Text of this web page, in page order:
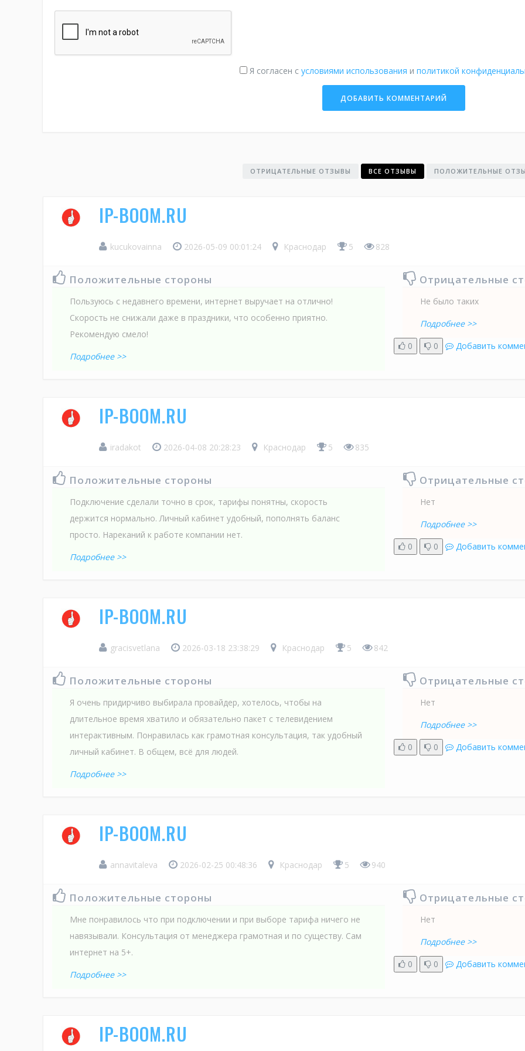
Я согласен с условиями использования и политикой
ОТРИЦАТЕЛЬНЫЕ ОТЗЫВЫ ВСЕ ОТЗЫВЫ ПОЛОЖИТЕЛЬНЫЕ
IP-BOOM.RU
kucukovainna 2026-05-09 00:01:24 Краснодар 5 828
Положительные стороны
Пользуюсь с недавнего времени, интернет выручает на отлично!
Скорость не снижали даже в праздники, что особенно приятно.
Рекомендую смело!
Подробнее >>
Отрицательные
Не было таких
Подробнее >>
0
0 Добавить
IP-BOOM.RU
iradakot 2026-04-08 20:28:23 Краснодар 5 835
Положительные стороны
Подключение сделали точно в срок, тарифы понятны, скорость
держится нормально. Личный кабинет удобный, пополнять баланс
просто. Нареканий к работе компании нет.
Подробнее >>
Отрицательные
Нет
Подробнее >>
0
0 Добавить
IP-BOOM.RU
gracisvetlana 2026-03-18 23:38:29 Краснодар 5 842
Положительные стороны
Я очень придирчиво выбирала провайдер, хотелось, чтобы на
длительное время хватило и обязательно пакет с телевидением
интерактивным. Понравилась как грамотная консультация, так удобный
личный кабинет. В общем, всё для людей.
Подробнее >>
Отрицательные
Нет
Подробнее >>
0
0 Добавить
IP-BOOM.RU
annavitaleva 2026-02-25 00:48:36 Краснодар 5 940
Положительные стороны
Мне понравилось что при подключении и при выборе тарифа ничего не
навязывали. Консультация от менеджера грамотная и по существу. Сам
интернет на 5+.
Подробнее >>
Отрицательные
Нет
Подробнее >>
0
0 Добавить
IP-BOOM.RU